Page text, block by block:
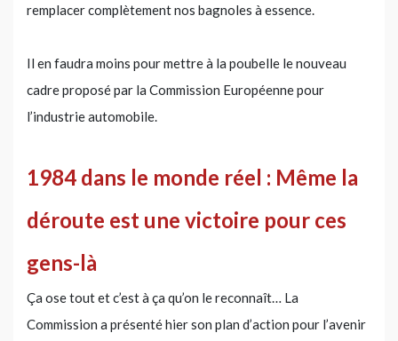
remplacer complètement nos bagnoles à essence.
Il en faudra moins pour mettre à la poubelle le nouveau
cadre proposé par la Commission Européenne pour
l’industrie automobile.
1984 dans le monde réel : Même la
déroute est une victoire pour ces
gens-là
Ça ose tout et c’est à ça qu’on le reconnaît… La
Commission a présenté hier son plan d’action pour l’avenir